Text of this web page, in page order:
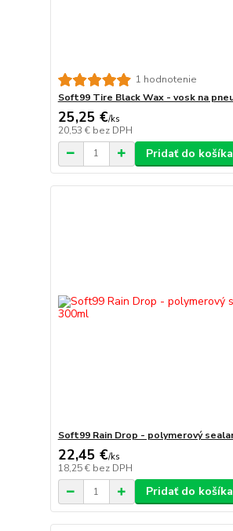
1 hodnotenie
Soft99 Tire Black Wax - vosk na
25,25 €/ks
20,53 € bez DPH
Pridať do košíka
Soft99 Rain Drop - polymerový
22,45 €/ks
18,25 € bez DPH
Pridať do košíka